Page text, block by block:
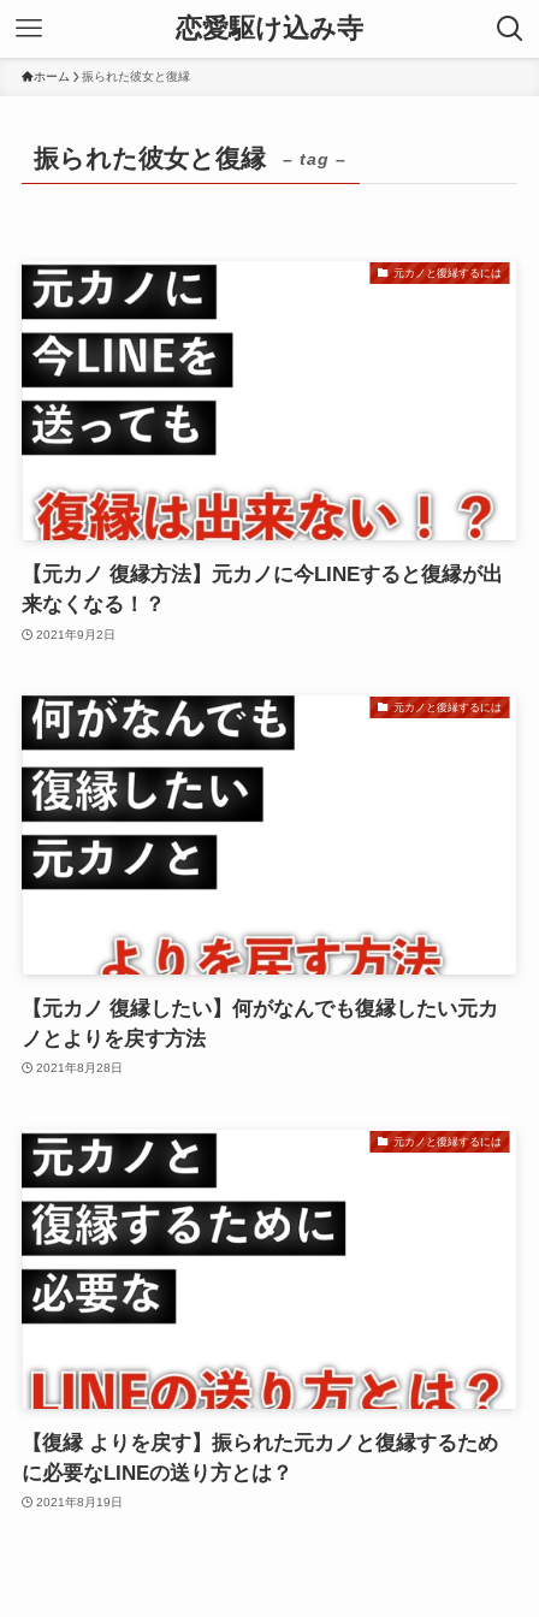
恋愛駆け込み寺
ホーム 振られた彼女と復縁
振られた彼女と復縁 – tag –
元カノと復縁するには
【元カノ 復縁方法】元カノに今LINEすると復縁が出
来なくなる！？
2021年9月2日
元カノと復縁するには
【元カノ 復縁したい】何がなんでも復縁したい元カ
ノとよりを戻す方法
2021年8月28日
元カノと復縁するには
【復縁 よりを戻す】振られた元カノと復縁するため
に必要なLINEの送り方とは？
2021年8月19日